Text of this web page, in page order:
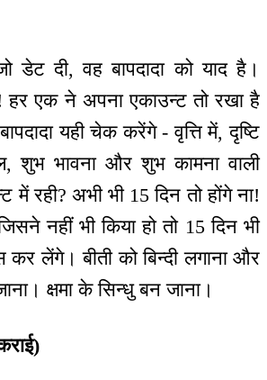
डेट दी, वह बापदादा को याद है।
हर एक ने अपना एकाउन्ट तो रखा है
यही चेक करेंगे - वृत्ति में, दृष्टि
शुभ भावना और शुभ कामना वाली
में रही? अभी भी 15 दिन तो होंगे ना!
नहीं भी किया हो तो 15 दिन भी
कर लेंगे। बीती को बिन्दी लगाना और
क्षमा के सिन्धु बन जाना।